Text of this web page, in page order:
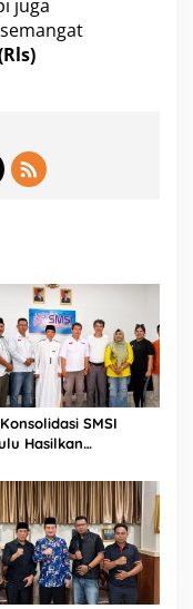
juga
SMSI
Hasilkan
Kolaboratif